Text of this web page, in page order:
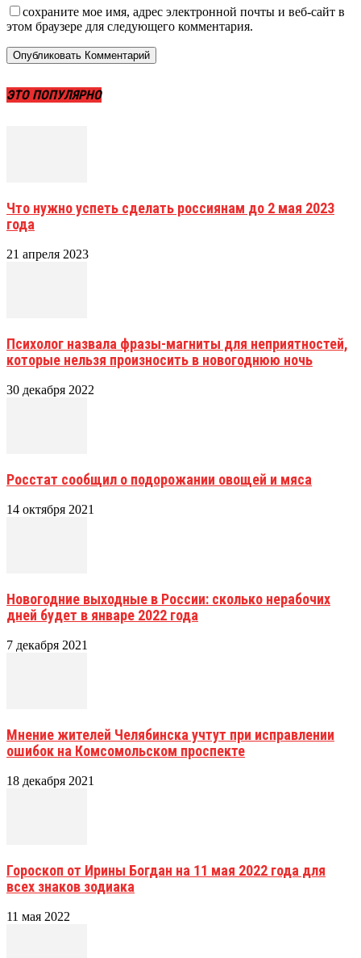
сохраните мое имя, адрес электронной почты и веб-сайт в
этом браузере для следующего комментария.
ЭТО ПОПУЛЯРНО
Что нужно успеть сделать россиянам до 2 мая 2023
года
21 апреля 2023
Психолог назвала фразы-магниты для неприятностей,
которые нельзя произносить в новогоднюю ночь
30 декабря 2022
Росстат сообщил о подорожании овощей и мяса
14 октября 2021
Новогодние выходные в России: сколько нерабочих
дней будет в январе 2022 года
7 декабря 2021
Мнение жителей Челябинска учтут при исправлении
ошибок на Комсомольском проспекте
18 декабря 2021
Гороскоп от Ирины Богдан на 11 мая 2022 года для
всех знаков зодиака
11 мая 2022